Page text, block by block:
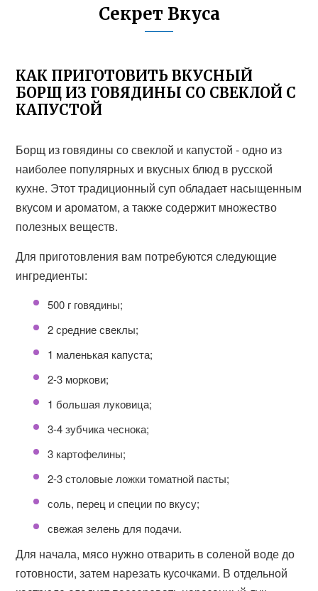
Секрет Вкуса
КАК ПРИГОТОВИТЬ ВКУСНЫЙ
БОРЩ ИЗ ГОВЯДИНЫ СО СВЕКЛОЙ С
КАПУСТОЙ
Борщ из говядины со свеклой и капустой - одно из
наиболее популярных и вкусных блюд в русской
кухне. Этот традиционный суп обладает насыщенным
вкусом и ароматом, а также содержит множество
полезных веществ.
Для приготовления вам потребуются следующие
ингредиенты:
500 г говядины;
2 средние свеклы;
1 маленькая капуста;
2-3 моркови;
1 большая луковица;
3-4 зубчика чеснока;
3 картофелины;
2-3 столовые ложки томатной пасты;
соль, перец и специи по вкусу;
свежая зелень для подачи.
Для начала, мясо нужно отварить в соленой воде до
готовности, затем нарезать кусочками. В отдельной